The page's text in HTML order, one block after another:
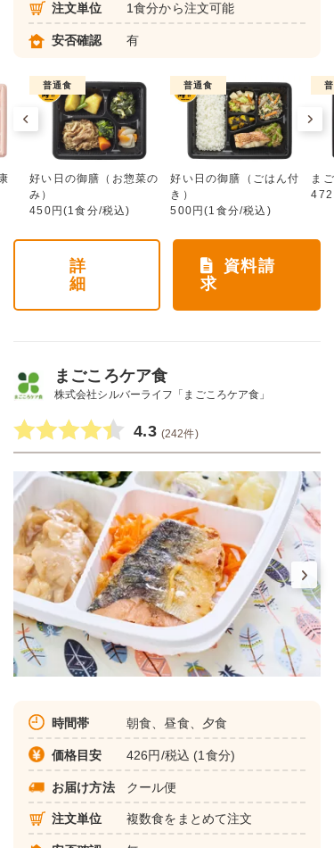
注文単位 1食分から注文可能
安否確認 有
普通食
好い日の御膳（お惣菜の
み）
450円(1食分/税込)
普通食
好い日の御膳（ごはん付
き）
500円(1食分/税込)
ま
詳
細
資料請
求
まごころケア食
株式会社シルバーライフ「まごころケア食」
4.3 (242件)
時間帯 朝食、昼食、夕食
価格目安 426円/税込 (1食分)
お届け方法 クール便
注文単位 複数食をまとめて注文